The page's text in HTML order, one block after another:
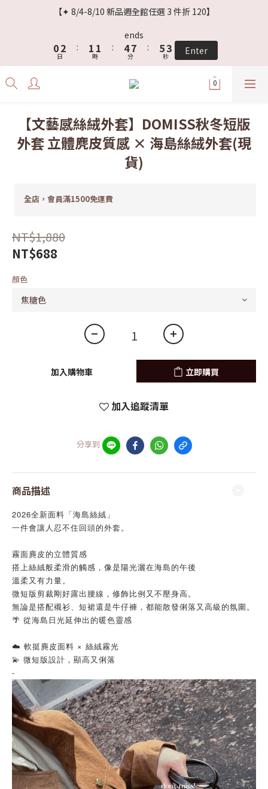
【✦ 8/4-8/10 新品週全館任選 3 件折 120】
ends
0
5
2
1
日
:
4
3
1
0
4
1
0
時
:
7
5
4
3
8
7
6
4
2
1
0
分
:
8
5
4
5
2
1
秒 Enter
【文藝感絲絨外套】DOMISS秋冬短版
外套 立體麂皮質感 × 海島絲絨外套(現
貨)
全店，會員滿1500免運費
NT$1,880
NT$688
顏色
加入購物車 立即購買
加入追蹤清單
分享到
商品描述
2026全新面料「海島絲絨」
一件會讓人忍不住回頭的外套。
霧面麂皮的立體質感
搭上絲絨般柔滑的觸感，像是陽光灑在海島的午後
溫柔又有力量。
微短版剪裁剛好露出腰線，修飾比例又不壓身高。
無論是搭配襯衫、短裙還是牛仔褲，都能散發俐落又高級的氛圍。
🌴 從海島日光延伸出的暖色靈感
☁️ 軟挺麂皮面料 × 絲絨霧光
💫 微短版設計，顯高又俐落
-